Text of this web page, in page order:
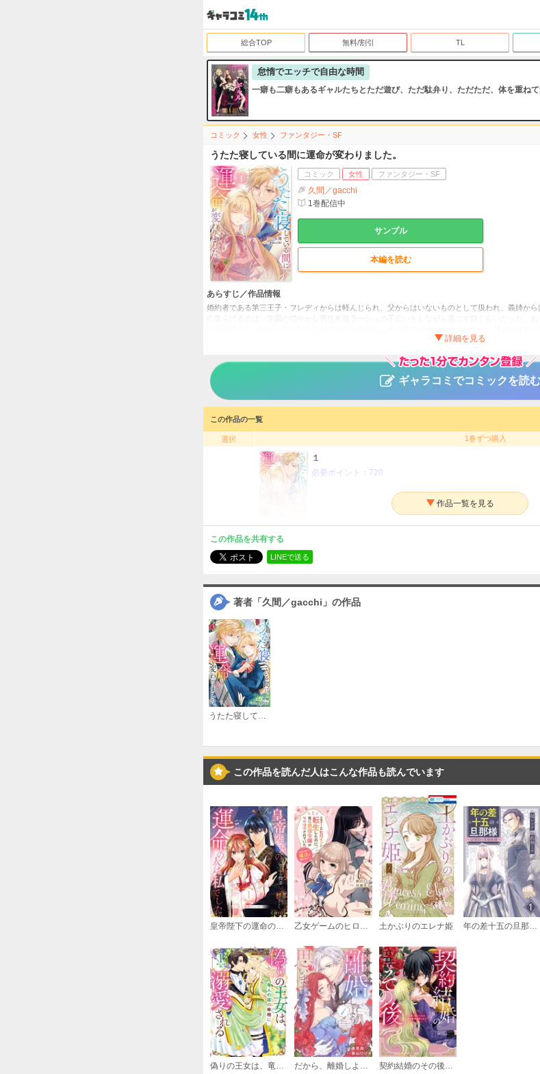
総合TOP 無料/割引 TL
怠惰でエッチで自由な時間
一癖も二癖もあるギャルたちとただ遊び、ただ駄弁り、ただただ、体を重ねて
コミック 女性 ファンタジー・SF
うたた寝している間に運命が変わりました。
コミック 女性 ファンタジー・SF
久間／gacchi
1巻配信中
サンプル
本編を読む
あらすじ／作品情報
婚約者である第三王子・フレディからは軽んじられ、父からはいないものとして扱われ、義姉か
変。学園内のカフェテリアでうたた寝をしていたところ、彼に突然キスをされ、「俺のものにな
うたた寝している間に運命が変わりました。
ジャンル
掲載誌
アルファポリス
ギャラコミでコミックを読む
この作品の一覧
選択 1巻ずつ購入
１
必要ポイント： 720
この作品を共有する
LINEで送る
著者「久間／gacchi」の作品
うたた寝している間に運命が変わりました。（分冊版）
この作品を読んだ人はこんな作品も読んでいます
皇帝陛下の運命の人は、私でした～後宮寵愛占い譚～ 乙女ゲームのヒロインに転生したのに、既に悪役令嬢がちやほやされていた～恋愛は諦めて魔法を極めます！～ 土かぶりのエレナ姫 年の差十五の旦那様～辺境伯の花嫁候補～
偽りの王女は、竜人の国の宰相に溺愛される だから、離婚しようと思います 契約結婚のその後 ～追い出した夫が私の価値を知るまで～